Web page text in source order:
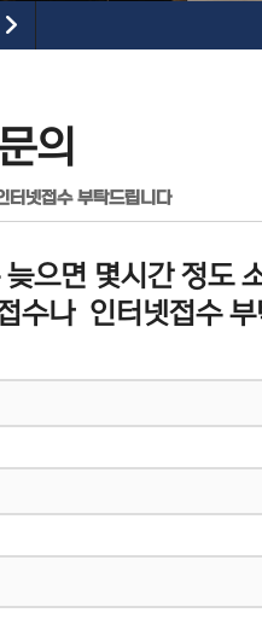
의
터넷접수 부탁드립니다
으면 몇시간 정도
수나 인터넷접수